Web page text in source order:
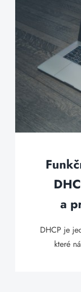
a
DHCP je
které